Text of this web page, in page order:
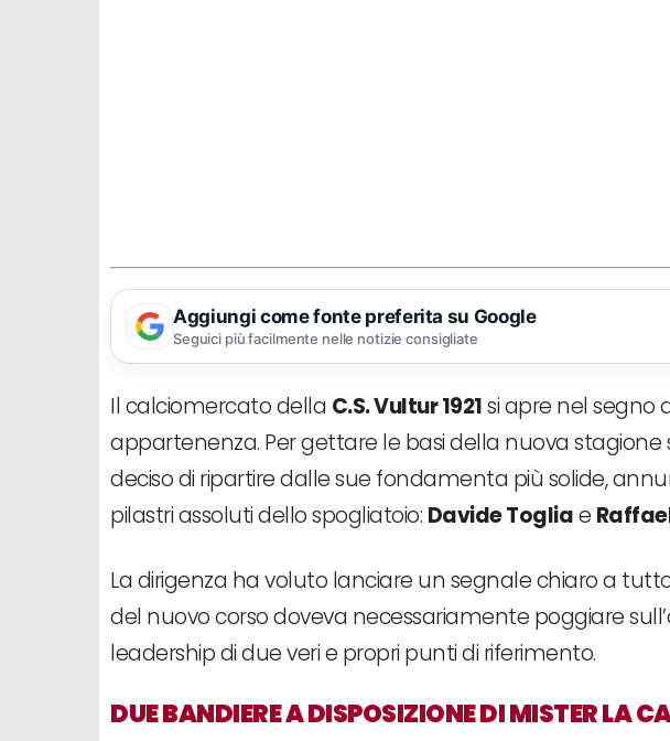
Aggiungi come fonte preferita su Google
Seguici più facilmente nelle notizie consigliate
Il calciomercato della C.S. Vultur 1921si apre nel segno
appartenenza. Per gettare le basi della nuova stagione
deciso di ripartire dalle sue fondamenta più solide,
pilastri assoluti dello spogliatoio: Davide Togliae
La dirigenza ha voluto lanciare un segnale chiaro a
del nuovo corso doveva necessariamente poggiare
leadership di due veri e propri punti di riferimento.
DUE BANDIERE A DISPOSIZIONE DI MISTER LA